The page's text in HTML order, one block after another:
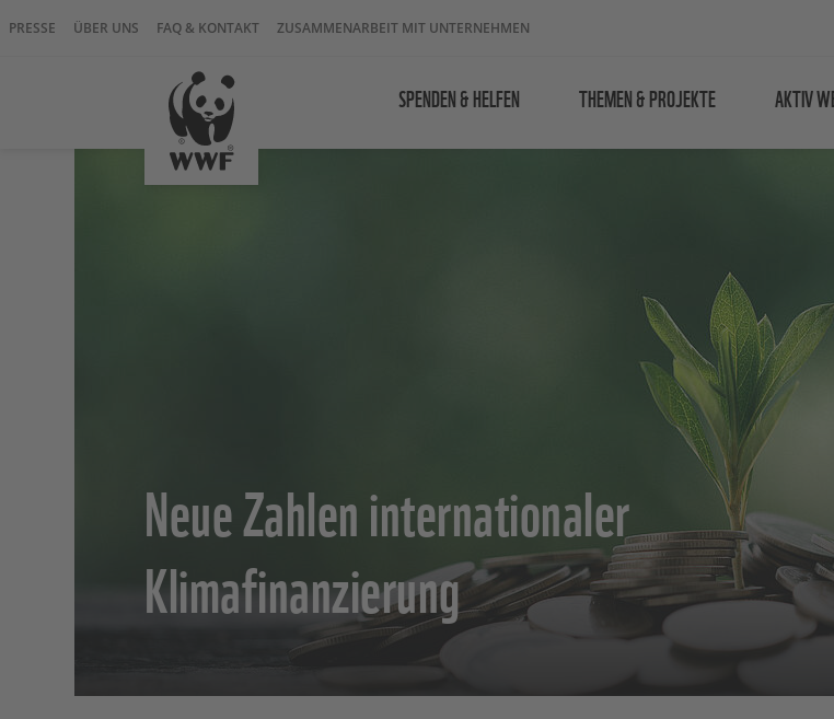
PRESSE ÜBER UNS FAQ & KONTAKT ZUSAMMENARBEIT MIT UNTERNEHMEN
SPENDEN & HELFEN THEMEN & PROJEKTE AKTIV
Neue Zahlen internationaler
Klimafinanzierung